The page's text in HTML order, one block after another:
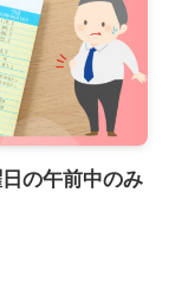
の午前中のみ